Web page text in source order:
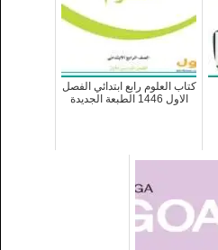
كتاب العلوم رابع ابتدائي الفصل
الاول 1446 الطبعة الجديدة